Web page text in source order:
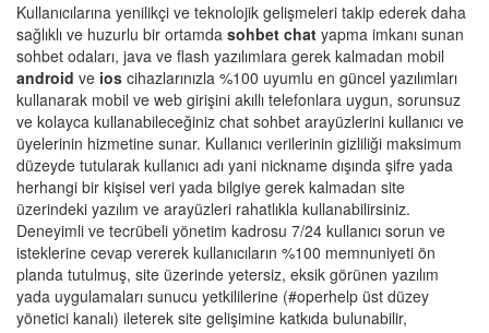
Kullanıcılarına yenilikçi ve teknolojik gelişmeleri takip ederek daha
sağlıklı ve huzurlu bir ortamda sohbet chat yapma imkanı sunan
sohbet odaları, java ve flash yazılımlara gerek kalmadan mobil
android ve ios cihazlarınızla %100 uyumlu en güncel yazılımları
kullanarak mobil ve web girişini akıllı telefonlara uygun, sorunsuz
ve kolayca kullanabileceğiniz chat sohbet arayüzlerini kullanıcı ve
üyelerinin hizmetine sunar. Kullanıcı verilerinin gizliliği maksimum
düzeyde tutularak kullanıcı adı yani nickname dışında şifre yada
herhangi bir kişisel veri yada bilgiye gerek kalmadan site
üzerindeki yazılım ve arayüzleri rahatlıkla kullanabilirsiniz.
Deneyimli ve tecrübeli yönetim kadrosu 7/24 kullanıcı sorun ve
isteklerine cevap vererek kullanıcıların %100 memnuniyeti ön
planda tutulmuş, site üzerinde yetersiz, eksik görünen yazılım
yada uygulamaları sunucu yetkililerine (#operhelp üst düzey
yönetici kanalı) ileterek site gelişimine katkıda bulunabilir,